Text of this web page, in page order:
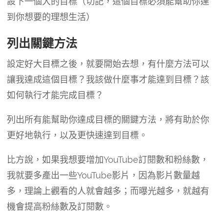
到你想要的理想生活）
列出關鍵方法
設定好大目標之後，就要開始去想，有什麼方法可以
讓我達成這個目標？我該做什麼事才能達到目標？該
如何執行才能完成目標？
列出所有能幫助你達成目標的關鍵方法，將有助於你
更好地執行，以及更快速達到目標。
比方說，如果我想要增加YouTube訂閱數和粉絲數，
我就要多產出一些YouTube影片，因為影片數量越
多，理論上觀看的人就會越多；而曝光越多，就越有
機會提高粉絲數及訂閱數。